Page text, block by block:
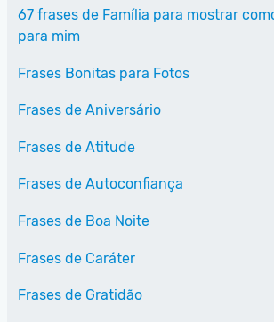
67 frases de Família para mostrar
para mim
Frases Bonitas para Fotos
Frases de Aniversário
Frases de Atitude
Frases de Autoconfiança
Frases de Boa Noite
Frases de Caráter
Frases de Gratidão